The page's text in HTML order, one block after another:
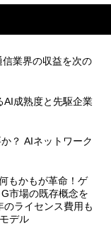
業界の収益を次の
AI成熟度と先駆企業
？ AIネットワーク
もかもが革命！ゲ
市場の既存概念を
ライセンス費用も
デル